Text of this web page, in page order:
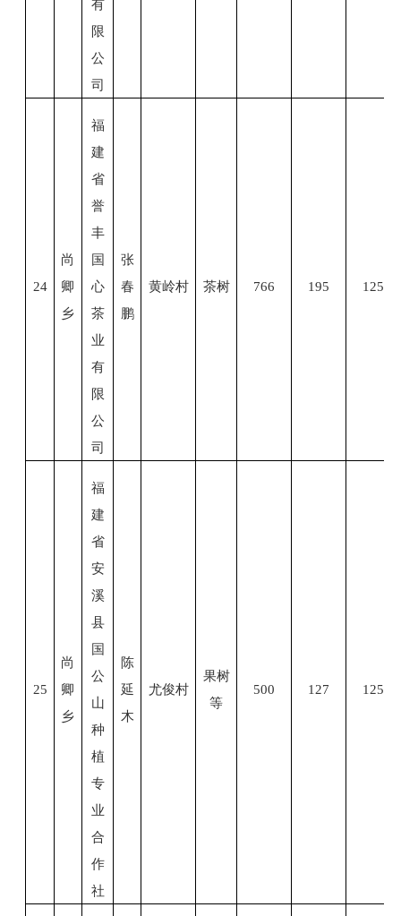
有
限
公
司
24
尚
卿
乡
福
建
省
誉
丰
国
心
茶
业
有
限
公
司
张
春
鹏
黄岭村 茶树 766 195 125
25
尚
卿
乡
福
建
省
安
溪
县
国
公
山
种
植
专
业
合
作
社
陈
延
木
尤俊村
果树
等
500 127 125